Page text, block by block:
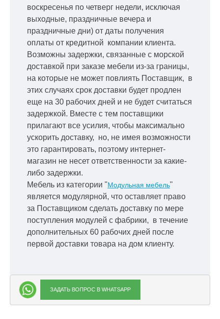
воскресенья по четверг недели, исключая
выходные, праздничные вечера и
праздничные дни) от даты получения
оплаты от кредитной компании клиента.
Возможны задержки, связанные с морской
доставкой при заказе мебели из-за границы,
на которые не может повлиять Поставщик, в
этих случаях срок доставки будет продлен
еще на 30 рабочих дней и не будет считаться
задержкой. Вместе с тем поставщики
прилагают все усилия, чтобы максимально
ускорить доставку, но, не имея возможности
это гарантировать, поэтому интернет-
магазин не несет ответственности за какие-
либо задержки.
Мебель из категории "Модульная мебель"
является модулярной, что оставляет право
за Поставщиком сделать доставку по мере
поступления модулей с фабрики, в течение
дополнительных 60 рабочих дней после
первой доставки товара на дом клиенту.
ЗАДАТЬ ВОПРОС В WHATSAPP